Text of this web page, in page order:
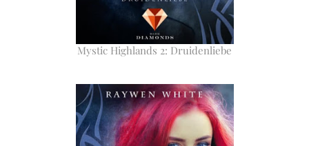
Mystic Highlands 2: Druidenliebe